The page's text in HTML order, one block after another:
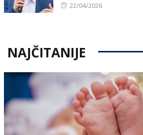
Posted
22/04/2026
NAJČITANIJE